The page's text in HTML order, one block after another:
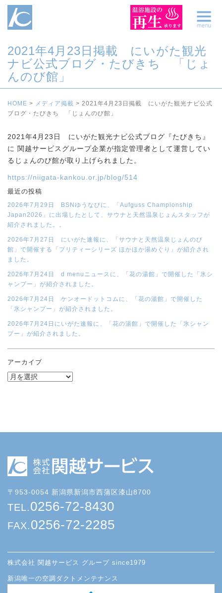
2021年4月23日掲載 にいがた観光
ナビ公式ブログ・たびきち 「じょ
んのび館」
HOME > メディア掲載 > 2021年4月23日掲載 にいがた観光ナビ公式
ブログ・たびきち 「じょんのび館」
2021年4月23日 にいがた観光ナビ公式ブログ『たびきち』
に 関越サービスグループ企業が指定管理者として運営してい
るじょんのび館が取り上げられました。
https://niigata-kankou.or.jp/blog/514
最近の投稿
2026年7月29日 BSNゆうなびに、「Aufguss Championship
Japan2026」に出場したとして、サウナと天然温泉じょんスタッフが
紹介されました。。
2026年7月27日 にいがた速報に、「サウナと天然温泉じょんのび
館」で開催する「プリティーシリーズ ほかほか湯めぐり」が紹介され
ました。
2026年7月24日 d menuニュースに、「花の湯館」で開催した「氷シ
ャンプー」が紹介されました。
2026年7月24日 ケンオードットコムに、「花の湯館」で開催した
「氷シャンプー」が紹介されました。
2026年7月24日にいがた速報に、「花の湯館」で開催した「氷シャン
プー」が紹介されました。
アーカイブ
〒953-0054 新潟県新潟市西蒲区漆山8700
TEL.0256-72-8430
FAX.0256-72-2285
株式会社 関越サービス グループ since1979
新潟唯一の空調ダクトメンテナンス